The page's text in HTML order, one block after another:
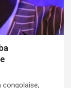
congolaise,